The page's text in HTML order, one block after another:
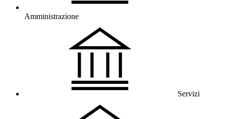
Amministrazione
Servizi